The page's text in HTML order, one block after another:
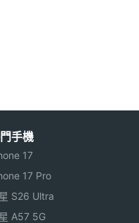
畫素前鏡頭
手機
17
17 Pro
S26 Ultra
A57 5G